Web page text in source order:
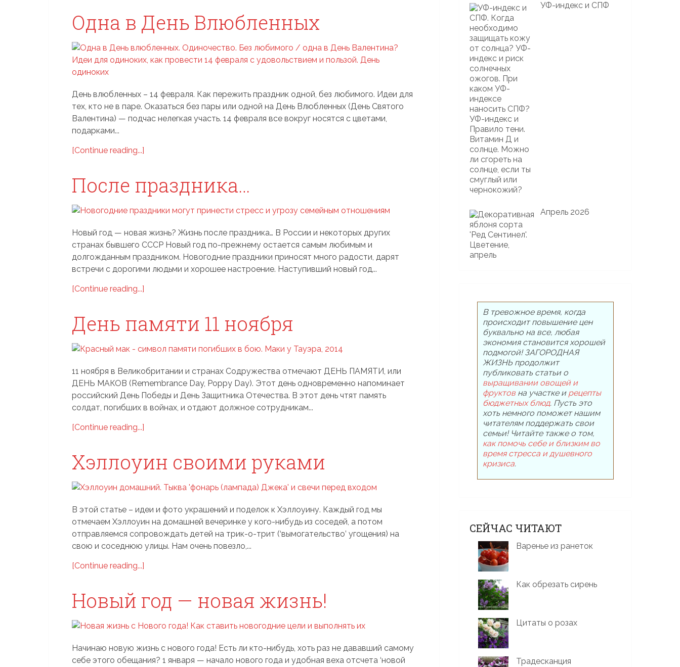
Одна в День Влюбленных
День влюбленных – 14 февраля. Как пережить праздник одной, без любимого. Идеи для
тех, кто не в паре. Оказаться без пары или одной на День Влюбленных (День Святого
Валентина) — подчас нелегкая участь. 14 февраля все вокруг носятся с цветами,
подарками...
[Continue reading...]
После праздника…
Новый год — новая жизнь? Жизнь после праздника… В России и некоторых других
странах бывшего СССР Новый год по-прежнему остается самым любимым и
долгожданным праздником. Новогодние праздники приносят много радости, дарят
встречи с дорогими людьми и хорошее настроение. Наступивший новый год...
[Continue reading...]
День памяти 11 ноября
11 ноября в Великобритании и странах Содружества отмечают ДЕНЬ ПАМЯТИ, или
ДЕНЬ МАКОВ (Remembrance Day, Poppy Day). Этот день одновременно напоминает
российский День Победы и День Защитника Отечества. В этот день чтят память
солдат, погибших в войнах, и отдают должное сотрудникам...
[Continue reading...]
Хэллоуин своими руками
В этой статье – идеи и фото украшений и поделок к Хэллоуину. Каждый год мы
отмечаем Хэллоуин на домашней вечеринке у кого-нибудь из соседей, а потом
отправляемся сопровождать детей на трик-о-трит (‘вымогательство’ угощения) на
свою и соседнюю улицы. Нам очень повезло,...
[Continue reading...]
Новый год — новая жизнь!
Начинаю новую жизнь с нового года! Есть ли кто-нибудь, хоть раз не дававший самому
себе этого обещания? 1 января — начало нового года и удобная веха отсчета ‘новой
УФ-индекс и СПФ
Апрель 2026
В тревожное время, когда
происходит повышение цен
буквально на все, любая
экономия становится хорошей
подмогой! ЗАГОРОДНАЯ
ЖИЗНЬ продолжит
публиковать статьи о
выращивании овощей и
фруктов на участке и рецепты
бюджетных блюд. Пусть это
хоть немного поможет нашим
читателям поддержать свои
семьи! Читайте также о том,
как помочь себе и близким во
время стресса и душевного
кризиса.
СЕЙЧАС ЧИТАЮТ
Варенье из ранеток
Как обрезать сирень
Цитаты о розах
Традесканция